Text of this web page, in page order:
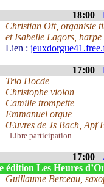
18:00
Christian Ott, organiste
et Isabelle Lagors, harpe
Lien :
17:00
Trio Hocde
Christophe violon
Camille trompette
Emmanuel orgue
Œuvres de Js Bach, Apf
- Libre participation
17:00
édition Les Heures
Guillaume Berceau,